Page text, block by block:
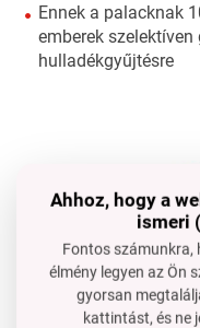
Ennek a palacknak
emberek
hulladékgyűjtésre
Ahhoz, hogy a
ismeri
Fontos számunkra,
élmény legyen az Ön
gyorsan
kattintást, és ne